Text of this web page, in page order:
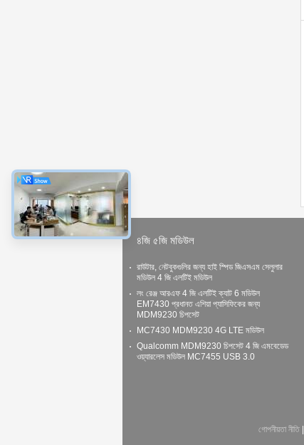
৪জি ৫জি মডিউল
রাউটার, নেটবুকগুলির জন্য হাই স্পিড জিএসএম সেলুলার
মডিউল 4 জি এলটিই মডিউল
লং রেঞ্জ আরএফ 4 জি এলটিই ক্যাট 6 মডিউল
EM7430 প্রধানত এশিয়া প্যাসিফিকের জন্য
MDM9230 চিপসেট
MC7430 MDM9230 4G LTE মডিউল
Qualcomm MDM9230 চিপসেট 4 জি এমবেডেড
ওয়্যারলেস মডিউল MC7455 USB 3.0
গোপনীয়তা নীতি